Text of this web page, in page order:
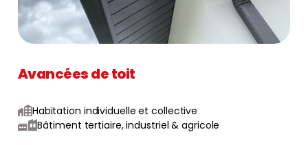
Avancées de toit
Habitation individuelle et collective
Bâtiment tertiaire, industriel & agricole